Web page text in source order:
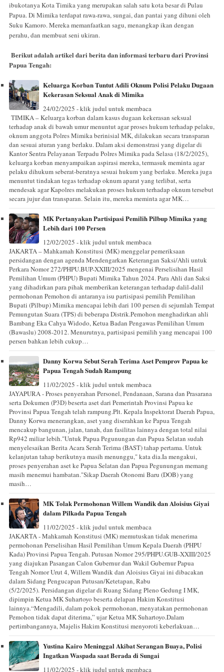
ibukotanya Kota Timika yang merupakan salah satu kota besar di Pulau
Papua. Di Mimika terdapat rawa-rawa, sungai, dan pantai yang dihuni oleh
Suku Kamoro. Mereka memanfaatkan sagu, menangkap ikan dengan
perahu, dan membuat seni ukiran.
Berikut adalah artikel dari berita dan informasi terbaru dari Provinsi
Papua Tengah:
Keluarga Korban Tuntut Adili Oknum Polisi Pelaku Dugaan
Kekerasan Seksual Anak di Mimika
24/02/2025 - klik judul untuk membaca
TIMIKA – Keluarga korban dalam kasus dugaan kekerasan seksual
terhadap anak di bawah umur menuntut agar proses hukum terhadap pelaku,
oknum anggota Polres Mimika berinisial MK, dilakukan secara transparan
dan sesuai aturan yang berlaku. Dalam aksi demonstrasi yang digelar di
Kantor Sentra Pelayanan Terpadu Polres Mimika pada Selasa (18/2/2025),
keluarga korban menyampaikan aspirasi mereka, termasuk meminta agar
pelaku dihukum seberat-beratnya sesuai hukum yang berlaku. Mereka juga
menuntut tindakan tegas terhadap oknum aparat yang terlibat, serta
mendesak agar Kapolres melakukan proses hukum terhadap oknum tersebut
secara jujur dan transparan. Selain itu, mereka meminta agar MK…
MK Pertanyakan Partisipasi Pemilih Pilbup Mimika yang
Lebih dari 100 Persen
12/02/2025 - klik judul untuk membaca
JAKARTA – Mahkamah Konstitusi (MK) menggelar pemeriksaan
persidangan dengan agenda Mendengarkan Keterangan Saksi/Ahli untuk
Perkara Nomor 272/PHPU.BUP-XXIII/2025 mengenai Perselisihan Hasil
Pemilihan Umum (PHPU) Bupati Mimika Tahun 2024. Para Ahli dan Saksi
yang dihadirkan para pihak memberikan keterangan terhadap dalil-dalil
permohonan Pemohon di antaranya isu partisipasi pemilih Pemilihan
Bupati (Pilbup) Mimika mencapai lebih dari 100 persen di sejumlah Tempat
Pemungutan Suara (TPS) di beberapa Distrik.Pemohon menghadirkan ahli
Bambang Eka Cahya Widodo, Ketua Badan Pengawas Pemilihan Umum
(Bawaslu) 2008-2012. Menurutnya, partisipasi pemilih yang mencapai 100
persen bahkan lebih cukup…
Danny Korwa Sebut Serah Terima Aset Pemprov Papua ke
Papua Tengah Sudah Rampung
11/02/2025 - klik judul untuk membaca
JAYAPURA - Proses penyerahan Personel, Pendanaan, Sarana dan Prasarana
serta Dokumen (P3D) beserta aset dari Pemerintah Provinsi Papua ke
Provinsi Papua Tengah telah rampung.Plt. Kepala Inspektorat Daerah Papua,
Danny Korwa menerangkan, aset yang diserahkan ke Papua Tengah
mencakup bangunan, jalan, tanah, dan fasilitas lainnya dengan total nilai
Rp942 miliar lebih."Untuk Papua Pegunungan dan Papua Selatan sudah
menyelesaikan Berita Acara Serah Terima (BAST) tahap pertama. Untuk
kelanjutan tahap berikutnya masih menunggu," kata dia.Ia mengakui,
proses penyerahan aset ke Papua Selatan dan Papua Pegunungan memang
masih menemui hambatan."Sikap Daerah Otonomi Baru (DOB) yang
masih…
MK Tolak Permohonan Willem Wandik dan Aloisius Giyai
dalam Pilkada Papua Tengah
11/02/2025 - klik judul untuk membaca
JAKARTA - Mahkamah Konstitusi (MK) memutuskan tidak menerima
permohonan Perselisihan Hasil Pemilihan Umum Kepala Daerah (PHPU
Kada) Provinsi Papua Tengah. Putusan Nomor 295/PHPU.GUB-XXIII/2025
yang diajukan Pasangan Calon Gubernur dan Wakil Gubernur Papua
Tengah Nomor Urut 4, Willem Wandik dan Aloisius Giyai ini dibacakan
dalam Sidang Pengucapan Putusan/Ketetapan, Rabu
(5/2/2025). Persidangan digelar di Ruang Sidang Pleno Gedung I MK,
dipimpin Ketua MK Suhartoyo beserta delapan Hakim Konstitusi
lainnya.“Mengadili, dalam pokok permohonan, menyatakan permohonan
Pemohon tidak dapat diterima,” ujar Ketua MK Suhartoyo.Dalam
pertimbangannya, Majelis Hakim Konstitusi menyoroti keberlakuan…
Yustina Kairo Meninggal Akibat Serangan Buaya, Polisi
Ingatkan Waspada saat Berada di Sungai
11/02/2025 - klik judul untuk membaca